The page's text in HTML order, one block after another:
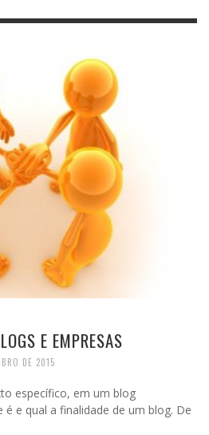
E EMPRESAS
DE 2015
específico, em um blog
e qual a finalidade de um blog. De